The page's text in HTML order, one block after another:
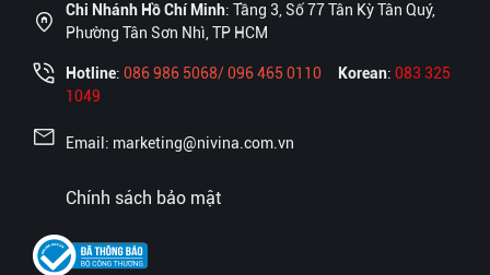
Chi Nhánh Hồ Chí Minh: Tầng 3, Số 77 Tân Kỳ Tân Quý,
Phường Tân Sơn Nhì, TP HCM
Hotline: 086 986 5068/ 096 465 0110 Korean: 083 325
1049
Email: marketing@nivina.com.vn
Chính sách bảo mật